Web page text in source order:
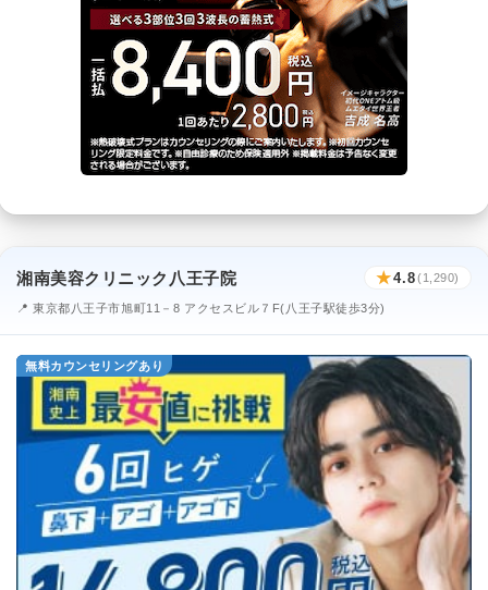
湘南美容クリニック八王子院 ★4.8(1,290)
📍 東京都八王子市旭町11－8 アクセスビル７F(八王子駅徒歩3分)
無料カウンセリングあり